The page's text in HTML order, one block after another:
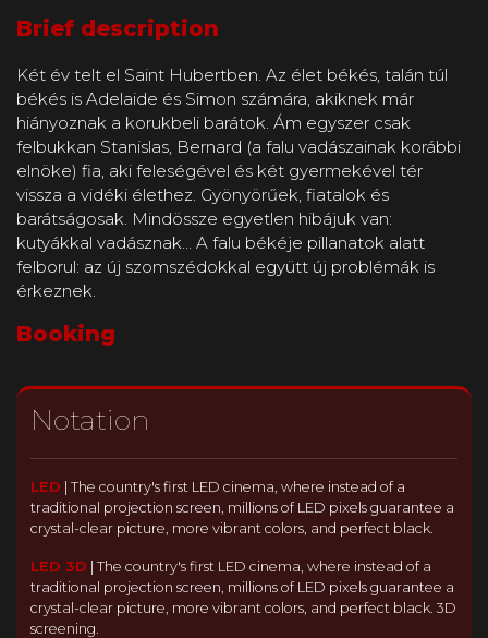
Brief description
Két év telt el Saint Hubertben. Az élet békés, talán túl
békés is Adelaide és Simon számára, akiknek már
hiányoznak a korukbeli barátok. Ám egyszer csak
felbukkan Stanislas, Bernard (a falu vadászainak korábbi
elnöke) fia, aki feleségével és két gyermekével tér
vissza a vidéki élethez. Gyönyörűek, fiatalok és
barátságosak. Mindössze egyetlen hibájuk van:
kutyákkal vadásznak… A falu békéje pillanatok alatt
felborul: az új szomszédokkal együtt új problémák is
érkeznek.
Booking
Notation
LED
The country's first LED cinema, where instead of a
traditional projection screen, millions of LED pixels guarantee a
crystal-clear picture, more vibrant colors, and perfect black.
LED 3D
The country's first LED cinema, where instead of a
traditional projection screen, millions of LED pixels guarantee a
crystal-clear picture, more vibrant colors, and perfect black. 3D
screening.